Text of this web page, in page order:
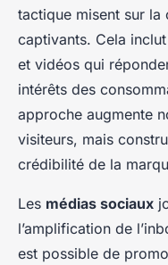
tactique misent sur la
captivants. Cela
et vidéos qui
intérêts des
approche augmente
visiteurs, mais
crédibilité de la
Les médias sociaux
l’amplification de
est possible de